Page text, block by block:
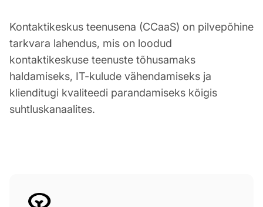
Kontaktikeskus teenusena (CCaaS) on pilvepõhine
tarkvara lahendus, mis on loodud
kontaktikeskuse teenuste tõhusamaks
haldamiseks, IT-kulude vähendamiseks ja
klienditugi kvaliteedi parandamiseks kõigis
suhtluskanaalites.